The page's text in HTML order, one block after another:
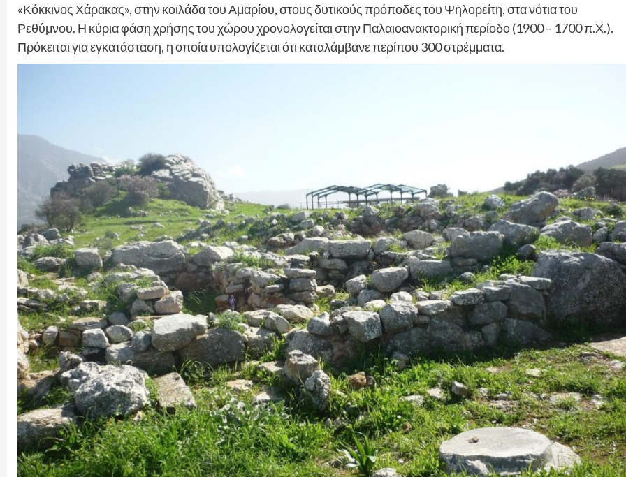
«Κόκκινος Χάρακας», στην κοιλάδα του Αμαρίου, στους δυτικούς πρόποδες του Ψηλορείτη, στα νότια του
Ρεθύμνου. Η κύρια φάση χρήσης του χώρου χρονολογείται στην Παλαιοανακτορική περίοδο (1900 – 1700 π.Χ.).
Πρόκειται για εγκατάσταση, η οποία υπολογίζεται ότι καταλάμβανε περίπου 300 στρέμματα.